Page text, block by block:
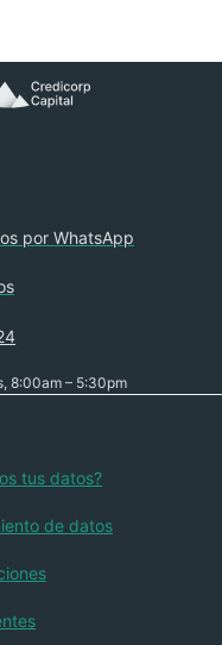
por WhatsApp
8:00am – 5:30pm
tus datos?
de datos